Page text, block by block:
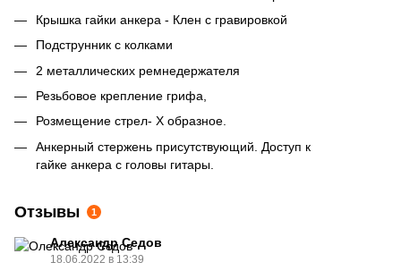
Крышка гайки анкера - Клен с гравировкой
Подструнник с колками
2 металлических ремнедержателя
Резьбовое крепление грифа,
Розмещение стрел- Х образное.
Анкерный стержень присутствующий. Доступ к
гайке анкера с головы гитары.
Отзывы 1
Александр Седов
18.06.2022 в 13:39